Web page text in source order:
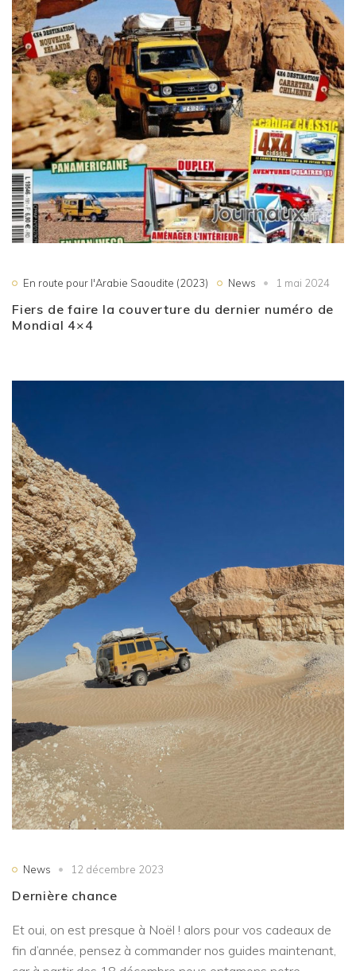
En route pour l'Arabie Saoudite (2023) News 1 mai 2024
Fiers de faire la couverture du dernier numéro de
Mondial 4×4
News 12 décembre 2023
Dernière chance
Et oui, on est presque à Noël ! alors pour vos cadeaux de
fin d’année, pensez à commander nos guides maintenant,